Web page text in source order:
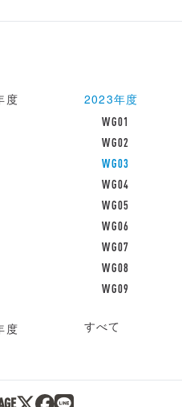
度 2023年度
WG01
WG02
WG03
WG04
WG05
WG06
WG07
WG08
WG09
度 すべて